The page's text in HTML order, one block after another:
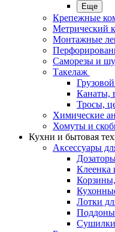
Еще
Крепежные
Метрический
Монтажные
Саморезы и
Такелаж
Канаты,
Тросы,
Химические
Хомуты и
Кухни и бытовая
Аксессуары
Клеенка
Лотки